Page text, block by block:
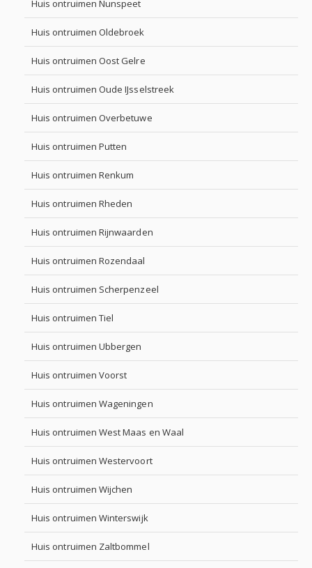
Huis ontruimen Nunspeet
Huis ontruimen Oldebroek
Huis ontruimen Oost Gelre
Huis ontruimen Oude IJsselstreek
Huis ontruimen Overbetuwe
Huis ontruimen Putten
Huis ontruimen Renkum
Huis ontruimen Rheden
Huis ontruimen Rijnwaarden
Huis ontruimen Rozendaal
Huis ontruimen Scherpenzeel
Huis ontruimen Tiel
Huis ontruimen Ubbergen
Huis ontruimen Voorst
Huis ontruimen Wageningen
Huis ontruimen West Maas en Waal
Huis ontruimen Westervoort
Huis ontruimen Wijchen
Huis ontruimen Winterswijk
Huis ontruimen Zaltbommel